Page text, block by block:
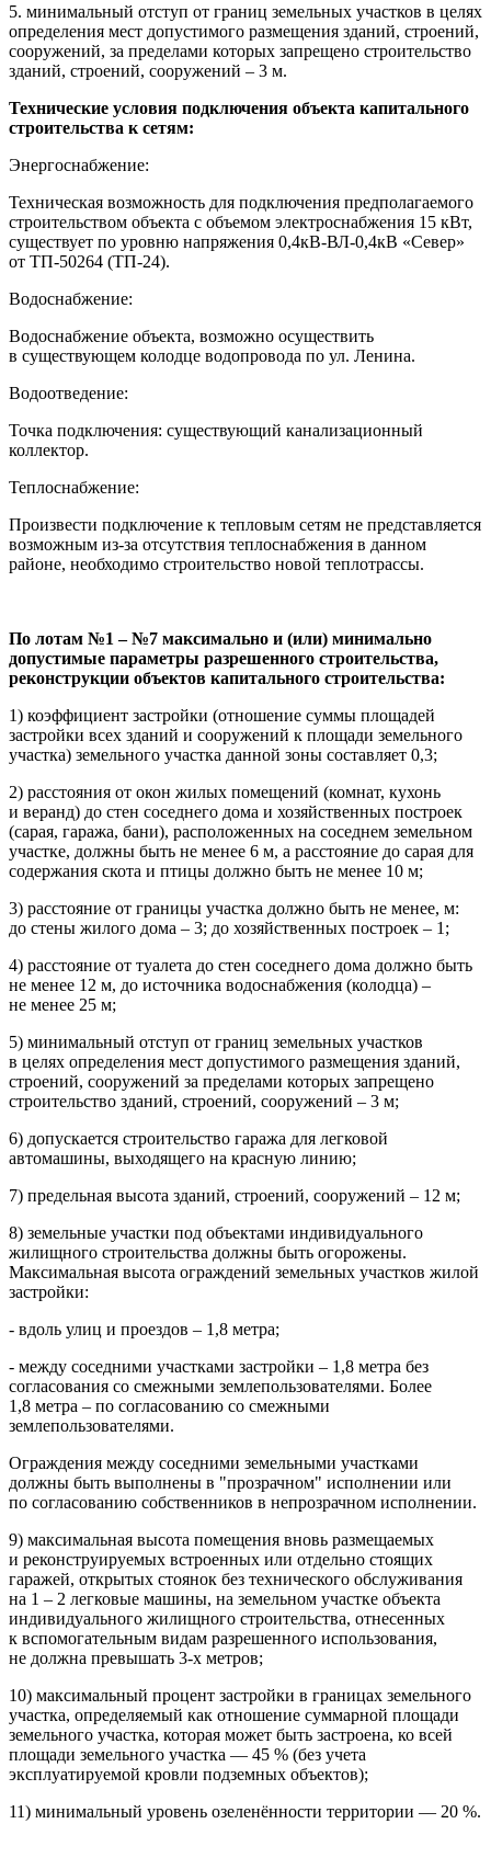
5. минимальный отступ от границ земельных участков в целях
определения мест допустимого размещения зданий, строений,
сооружений, за пределами которых запрещено строительство
зданий, строений, сооружений – 3 м.
Технические условия подключения объекта капитального
строительства к сетям:
Энергоснабжение:
Техническая возможность для подключения предполагаемого
строительством объекта с объемом электроснабжения 15 кВт,
существует по уровню напряжения 0,4кВ-ВЛ-0,4кВ «Север»
от ТП-50264 (ТП-24).
Водоснабжение:
Водоснабжение объекта, возможно осуществить
в существующем колодце водопровода по ул. Ленина.
Водоотведение:
Точка подключения: существующий канализационный
коллектор.
Теплоснабжение:
Произвести подключение к тепловым сетям не представляется
возможным из-за отсутствия теплоснабжения в данном
районе, необходимо строительство новой теплотрассы.
По лотам №1 – №7 максимально и (или) минимально
допустимые параметры разрешенного строительства,
реконструкции объектов капитального строительства:
1) коэффициент застройки (отношение суммы площадей
застройки всех зданий и сооружений к площади земельного
участка) земельного участка данной зоны составляет 0,3;
2) расстояния от окон жилых помещений (комнат, кухонь
и веранд) до стен соседнего дома и хозяйственных построек
(сарая, гаража, бани), расположенных на соседнем земельном
участке, должны быть не менее 6 м, а расстояние до сарая для
содержания скота и птицы должно быть не менее 10 м;
3) расстояние от границы участка должно быть не менее, м:
до стены жилого дома – 3; до хозяйственных построек – 1;
4) расстояние от туалета до стен соседнего дома должно быть
не менее 12 м, до источника водоснабжения (колодца) –
не менее 25 м;
5) минимальный отступ от границ земельных участков
в целях определения мест допустимого размещения зданий,
строений, сооружений за пределами которых запрещено
строительство зданий, строений, сооружений – 3 м;
6) допускается строительство гаража для легковой
автомашины, выходящего на красную линию;
7) предельная высота зданий, строений, сооружений – 12 м;
8) земельные участки под объектами индивидуального
жилищного строительства должны быть огорожены.
Максимальная высота ограждений земельных участков жилой
застройки:
- вдоль улиц и проездов – 1,8 метра;
- между соседними участками застройки – 1,8 метра без
согласования со смежными землепользователями. Более
1,8 метра – по согласованию со смежными
землепользователями.
Ограждения между соседними земельными участками
должны быть выполнены в "прозрачном" исполнении или
по согласованию собственников в непрозрачном исполнении.
9) максимальная высота помещения вновь размещаемых
и реконструируемых встроенных или отдельно стоящих
гаражей, открытых стоянок без технического обслуживания
на 1 – 2 легковые машины, на земельном участке объекта
индивидуального жилищного строительства, отнесенных
к вспомогательным видам разрешенного использования,
не должна превышать 3-х метров;
10) максимальный процент застройки в границах земельного
участка, определяе­мый как отношение суммарной площади
земельного участка, которая может быть застроена, ко всей
площади земельного участка — 45 % (без учета
эксплуатируемой кровли подземных объектов);
11) минимальный уровень озеленённости территории — 20 %.